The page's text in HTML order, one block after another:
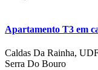
Apartamento T3 em
Caldas Da Rainha,
Serra Do Bouro